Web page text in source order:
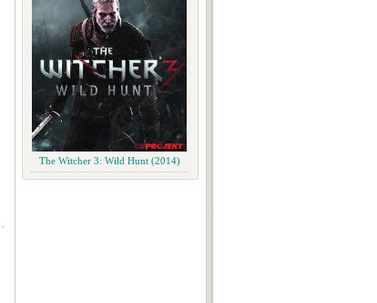
The Witcher 3: Wild Hunt (2014)